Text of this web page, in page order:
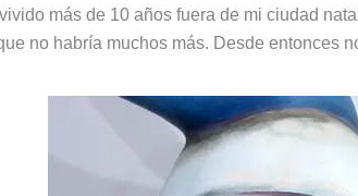
más de 10 años fuera de mi ciudad
no habría muchos más. Desde entonces